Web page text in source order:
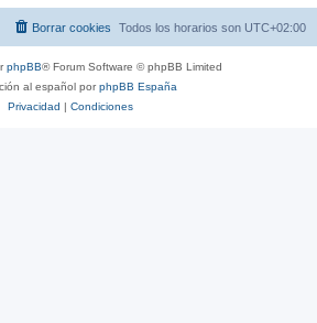
Todos los horarios son UTC+02:00
Borrar cookies
phpBB® Forum Software © phpBB Limited
al español porphpBB España
Privacidad | Condiciones